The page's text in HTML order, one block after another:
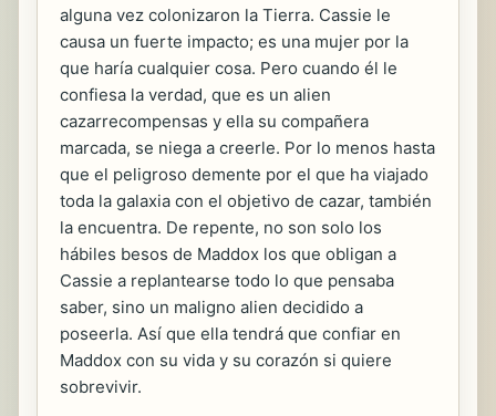
alguna vez colonizaron la Tierra. Cassie le
causa un fuerte impacto; es una mujer por la
que haría cualquier cosa. Pero cuando él le
confiesa la verdad, que es un alien
cazarrecompensas y ella su compañera
marcada, se niega a creerle. Por lo menos hasta
que el peligroso demente por el que ha viajado
toda la galaxia con el objetivo de cazar, también
la encuentra. De repente, no son solo los
hábiles besos de Maddox los que obligan a
Cassie a replantearse todo lo que pensaba
saber, sino un maligno alien decidido a
poseerla. Así que ella tendrá que confiar en
Maddox con su vida y su corazón si quiere
sobrevivir.